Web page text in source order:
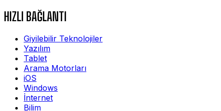
HIZLI BAĞLANTI
Giyilebilir Teknolojiler
Yazılım
Tablet
Arama Motorları
iOS
Windows
İnternet
Bilim